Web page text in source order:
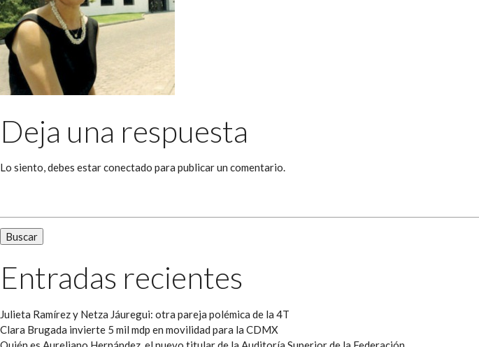
Deja una respuesta
Lo siento, debes estarconectado para publicar un comentario.
Entradas recientes
Julieta Ramírez y Netza Jáuregui: otra pareja polémica de la 4T
Clara Brugada invierte 5 mil mdp en movilidad para la CDMX